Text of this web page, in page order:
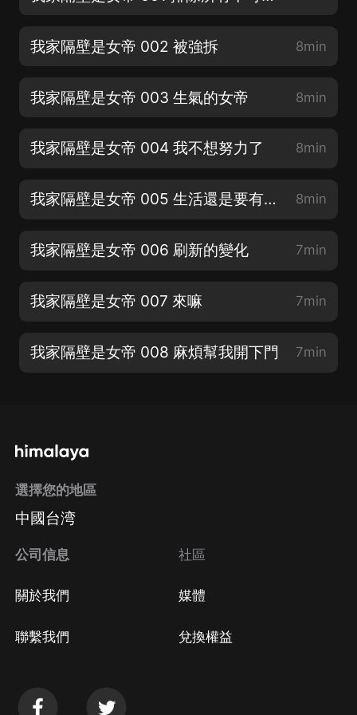
我家隔壁是女帝 002 被強拆 8min
我家隔壁是女帝 003 生氣的女帝 8min
我家隔壁是女帝 004 我不想努力了 8min
我家隔壁是女帝 005 生活還是要有儀式的 8min
我家隔壁是女帝 006 刷新的變化 7min
我家隔壁是女帝 007 來嘛 7min
我家隔壁是女帝 008 麻煩幫我開下門 7min
選擇您的地區
中國台湾
公司信息
關於我們
聯繫我們
社區
媒體
兌換權益